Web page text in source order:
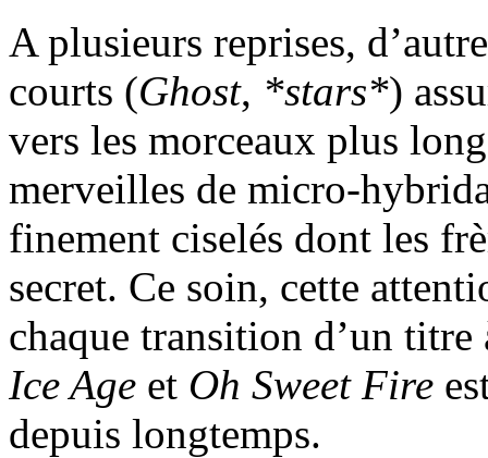
A plusieurs reprises,
courts (Ghost, *stars*)
vers les morceaux plus
merveilles de micro-
finement ciselés dont les
secret. Ce soin, cette
chaque transition d’un
Ice Age et Oh Sweet Fire
depuis longtemps.